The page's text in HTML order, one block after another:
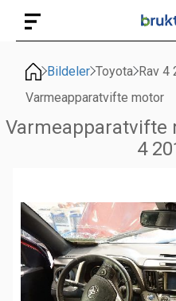
Bildeler Toyota Rav 4
Varmeapparatvifte motor
Varmeapparatvifte
4